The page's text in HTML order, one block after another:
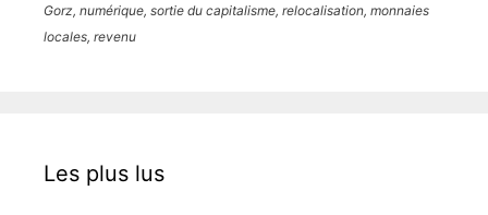
Gorz, numérique, sortie du capitalisme, relocalisation, monnaies
locales, revenu
Les plus lus